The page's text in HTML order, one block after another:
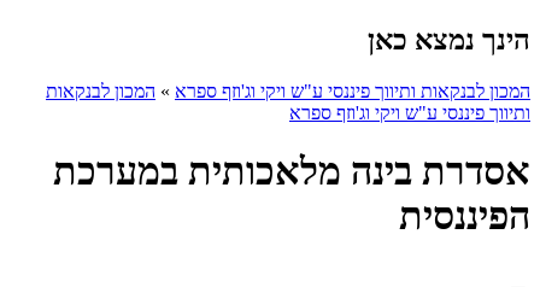
הינך נמצא כאן
המכון לבנקאות ותיווך פיננסי ע"ש ויקי וג'וזף ספרא » המכון לבנקאות
ותיווך פיננסי ע"ש ויקי וג'וזף ספרא
אסדרת בינה מלאכותית במערכת
הפיננסית